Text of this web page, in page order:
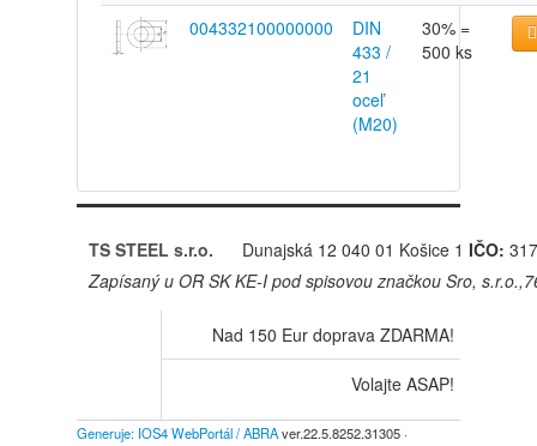
004332100000000
DIN
433 /
21
oceľ
(M20)
30% =
500 ks
TS STEEL s.r.o. Dunajská 12 040 01 Košice 1 IČO:
Zapísaný u OR SK KE-I pod spisovou značkou Sro,
Nad 150 Eur doprava ZDARMA!
Volajte ASAP!
Generuje: IOS4 WebPortál / ABRAver.22.5.8252.31305 ·